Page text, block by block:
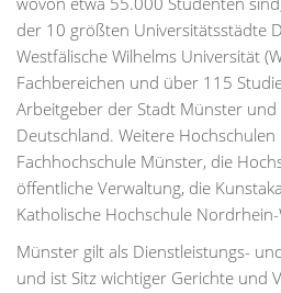
der 10 größten Universitätsstädte
Westfälische Wilhelms Universität
Fachbereichen und über 115
Arbeitgeber der Stadt Münster
Deutschland. Weitere
Fachhochschule Münster, die
öffentliche Verwaltung, die
Katholische Hochschule
Münster gilt als Dienstleistungs-
und ist Sitz wichtiger Gerichte und